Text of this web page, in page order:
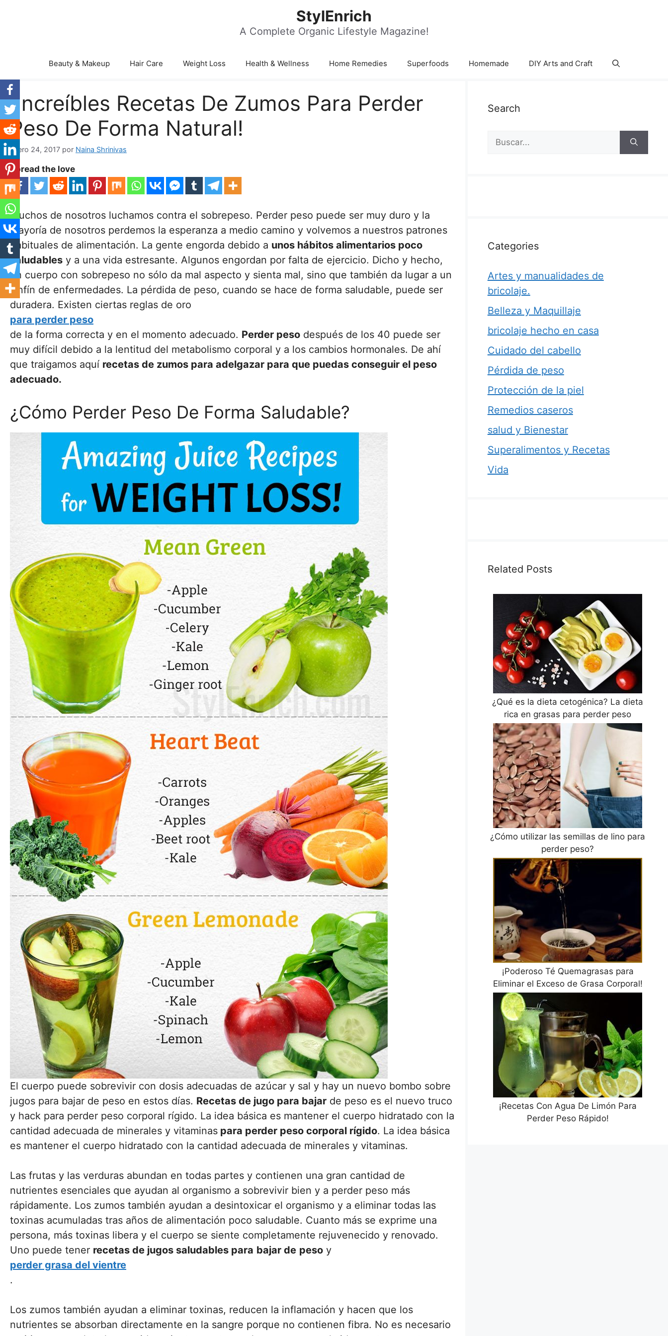
StylEnrich
A Complete Organic Lifestyle Magazine!
Beauty & Makeup Hair Care Weight Loss Health & Wellness Home Remedies Superfoods Homemade DIY Arts and Craft
¡Increíbles Recetas De Zumos Para Perder
Peso De Forma Natural!
enero 24, 2017 por Naina Shrinivas
Spread the love
Muchos de nosotros luchamos contra el sobrepeso. Perder peso puede ser muy duro y la
mayoría de nosotros perdemos la esperanza a medio camino y volvemos a nuestros patrones
habituales de alimentación. La gente engorda debido a unos hábitos alimentarios poco
saludables y a una vida estresante. Algunos engordan por falta de ejercicio. Dicho y hecho,
un cuerpo con sobrepeso no sólo da mal aspecto y sienta mal, sino que también da lugar a un
sinfín de enfermedades. La pérdida de peso, cuando se hace de forma saludable, puede ser
duradera. Existen ciertas reglas de oro
para perder peso
de la forma correcta y en el momento adecuado. Perder peso después de los 40 puede ser
muy difícil debido a la lentitud del metabolismo corporal y a los cambios hormonales. De ahí
que traigamos aquí recetas de zumos para adelgazar para que puedas conseguir el peso
adecuado.
¿Cómo Perder Peso De Forma Saludable?
El cuerpo puede sobrevivir con dosis adecuadas de azúcar y sal y hay un nuevo bombo sobre
jugos para bajar de peso en estos días. Recetas de jugo para bajar de peso es el nuevo truco
y hack para perder peso corporal rígido. La idea básica es mantener el cuerpo hidratado con la
cantidad adecuada de minerales y vitaminas para perder peso corporal rígido. La idea básica
es mantener el cuerpo hidratado con la cantidad adecuada de minerales y vitaminas.
Las frutas y las verduras abundan en todas partes y contienen una gran cantidad de
nutrientes esenciales que ayudan al organismo a sobrevivir bien y a perder peso más
rápidamente. Los zumos también ayudan a desintoxicar el organismo y a eliminar todas las
toxinas acumuladas tras años de alimentación poco saludable. Cuanto más se exprime una
persona, más toxinas libera y el cuerpo se siente completamente rejuvenecido y renovado.
Uno puede tener recetas de jugos saludables para bajar de peso y
perder grasa del vientre
.
Los zumos también ayudan a eliminar toxinas, reducen la inflamación y hacen que los
nutrientes se absorban directamente en la sangre porque no contienen fibra. No es necesario
Search
Buscar:
Categories
Artes y manualidades de
bricolaje.
Belleza y Maquillaje
bricolaje hecho en casa
Cuidado del cabello
Pérdida de peso
Protección de la piel
Remedios caseros
salud y Bienestar
Superalimentos y Recetas
Vida
Related Posts
¿Qué es la dieta cetogénica? La dieta
rica en grasas para perder peso
¿Cómo utilizar las semillas de lino para
perder peso?
¡Poderoso Té Quemagrasas para
Eliminar el Exceso de Grasa Corporal!
¡Recetas Con Agua De Limón Para
Perder Peso Rápido!